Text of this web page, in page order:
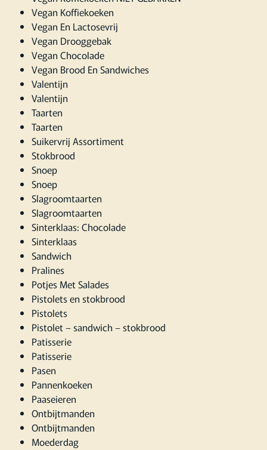
Vegan Koffiekoeken
Vegan En Lactosevrij
Vegan Drooggebak
Vegan Chocolade
Vegan Brood En Sandwiches
Valentijn
Valentijn
Taarten
Taarten
Suikervrij Assortiment
Stokbrood
Snoep
Snoep
Slagroomtaarten
Slagroomtaarten
Sinterklaas: Chocolade
Sinterklaas
Sandwich
Pralines
Potjes Met Salades
Pistolets en stokbrood
Pistolets
Pistolet – sandwich – stokbrood
Patisserie
Patisserie
Pasen
Pannenkoeken
Paaseieren
Ontbijtmanden
Ontbijtmanden
Moederdag